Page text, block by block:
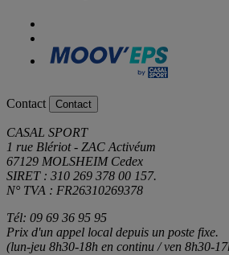
Contact Contact
CASAL SPORT
1 rue Blériot - ZAC Activéum
67129 MOLSHEIM Cedex
SIRET : 310 269 378 00 157.
N° TVA : FR26310269378
Tél: 09 69 36 95 95
Prix d'un appel local depuis un poste fixe.
(lun-jeu 8h30-18h en continu / ven 8h30-